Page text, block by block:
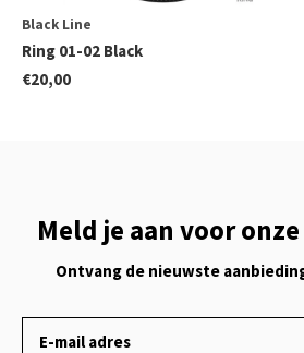
Black Line
Ring 01-02 Black
€20,00
Meld je aan voor
Ontvang de nieuwste